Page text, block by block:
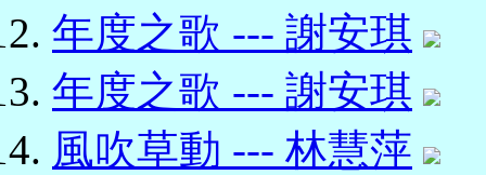
年度之歌 --- 謝安琪
年度之歌 --- 謝安琪
風吹草動 --- 林慧萍